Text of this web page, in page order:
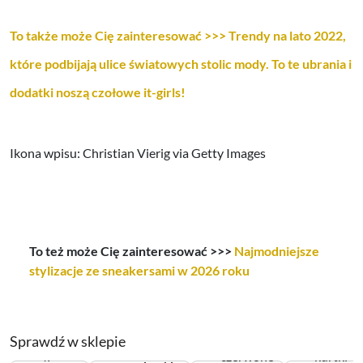
To także może Cię zainteresować >>> Trendy na lato 2022,
które podbijają ulice światowych stolic mody. To te ubrania i
dodatki noszą czołowe it-girls!
Ikona wpisu: Christian Vierig via Getty Images
To też może Cię zainteresować >>> Najmodniejsze
stylizacje ze sneakersami w 2026 roku
Sprawdź w sklepiespodnie